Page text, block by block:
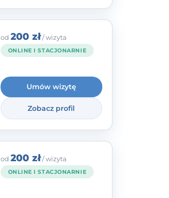
od 200 zł/ wizyta
ONLINE I STACJONARNIE
Umów wizytę
Zobacz profil
od 200 zł/ wizyta
ONLINE I STACJONARNIE